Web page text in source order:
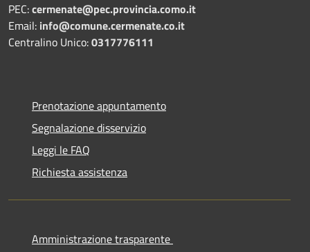
PEC:cermenate@pec.provincia.como.it
Email: info@comune.cermenate.co.it
Centralino Unico:0317776111
Prenotazione appuntamento
Segnalazione disservizio
Leggi le FAQ
Richiesta assistenza
Amministrazione trasparente